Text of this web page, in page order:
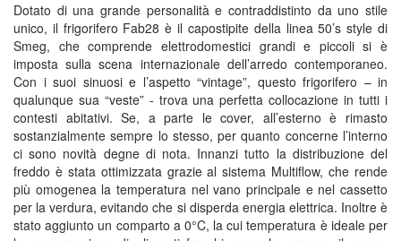
Dotato di una grande personalità e contraddistinto da uno stile
unico, il frigorifero Fab28 è il capostipite della linea 50’s style di
Smeg, che comprende elettrodomestici grandi e piccoli si è
imposta sulla scena internazionale dell’arredo contemporaneo.
Con i suoi sinuosi e l’aspetto “vintage”, questo frigorifero – in
qualunque sua “veste” - trova una perfetta collocazione in tutti i
contesti abitativi. Se, a parte le cover, all’esterno è rimasto
sostanzialmente sempre lo stesso, per quanto concerne l’interno
ci sono novità degne di nota. Innanzi tutto la distribuzione del
freddo è stata ottimizzata grazie al sistema Multiflow, che rende
più omogenea la temperatura nel vano principale e nel cassetto
per la verdura, evitando che si disperda energia elettrica. Inoltre è
stato aggiunto un comparto a 0°C, la cui temperatura è ideale per